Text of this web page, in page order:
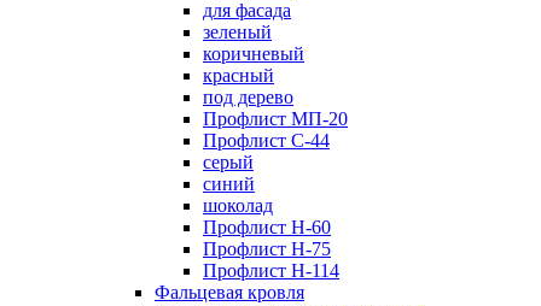
для фасада
зеленый
коричневый
красный
под дерево
Профлист МП-20
Профлист С-44
серый
синий
шоколад
Профлист Н-60
Профлист Н-75
Профлист H-114
Фальцевая кровля